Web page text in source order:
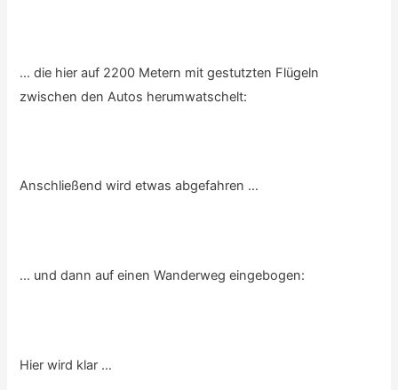
… die hier auf 2200 Metern mit gestutzten Flügeln
zwischen den Autos herumwatschelt:
Anschließend wird etwas abgefahren …
… und dann auf einen Wanderweg eingebogen:
Hier wird klar …